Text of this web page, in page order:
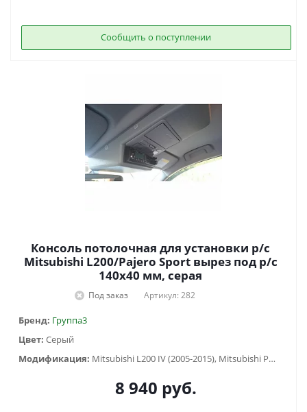
Сообщить о поступлении
Консоль потолочная для установки р/c
Mitsubishi L200/Pajero Sport вырез под р/c
140х40 мм, серая
Под заказ Артикул: 282
Бренд: Группа3
Цвет: Серый
Модификация:
Mitsubishi L200 IV (2005-2015), Mitsubishi Pajero Sport II (2009-2015)
8 940 руб.